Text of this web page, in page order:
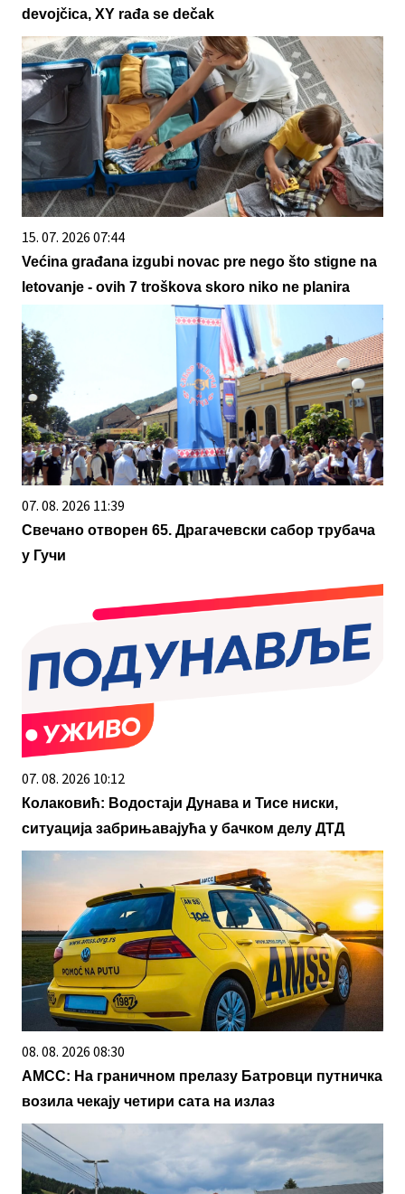
devojčica, XY rađa se dečak
15. 07. 2026 07:44
Većina građana izgubi novac pre nego što stigne na
letovanje - ovih 7 troškova skoro niko ne planira
07. 08. 2026 11:39
Свечано отворен 65. Драгачевски сабор трубача
у Гучи
07. 08. 2026 10:12
Колаковић: Водостаји Дунава и Тисе ниски,
ситуација забрињавајућа у бачком делу ДТД
08. 08. 2026 08:30
АМСС: На граничном прелазу Батровци путничка
возила чекају четири сата на излаз